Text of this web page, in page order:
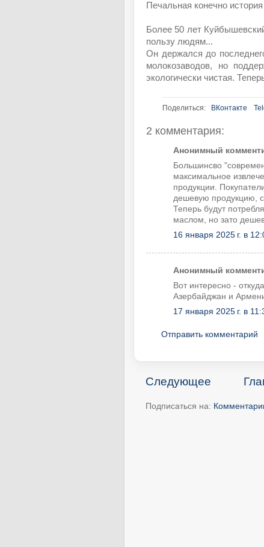
Печальная конечно
Более 50 лет
пользу людям...
Он держался до
молокозаводов, но
экологически чистая.
Поделиться: ВКонтакте
2 комментария:
Анонимный
Большинсво
максимальное
продукции.
дешевую продукцию,
Теперь будут
маслом, но зато
16 января 2025 г. в
Анонимный
Вот интересно -
Азербайджан и
17 января 2025 г. в
Отправить комментарий
Следующее
Подписаться на: